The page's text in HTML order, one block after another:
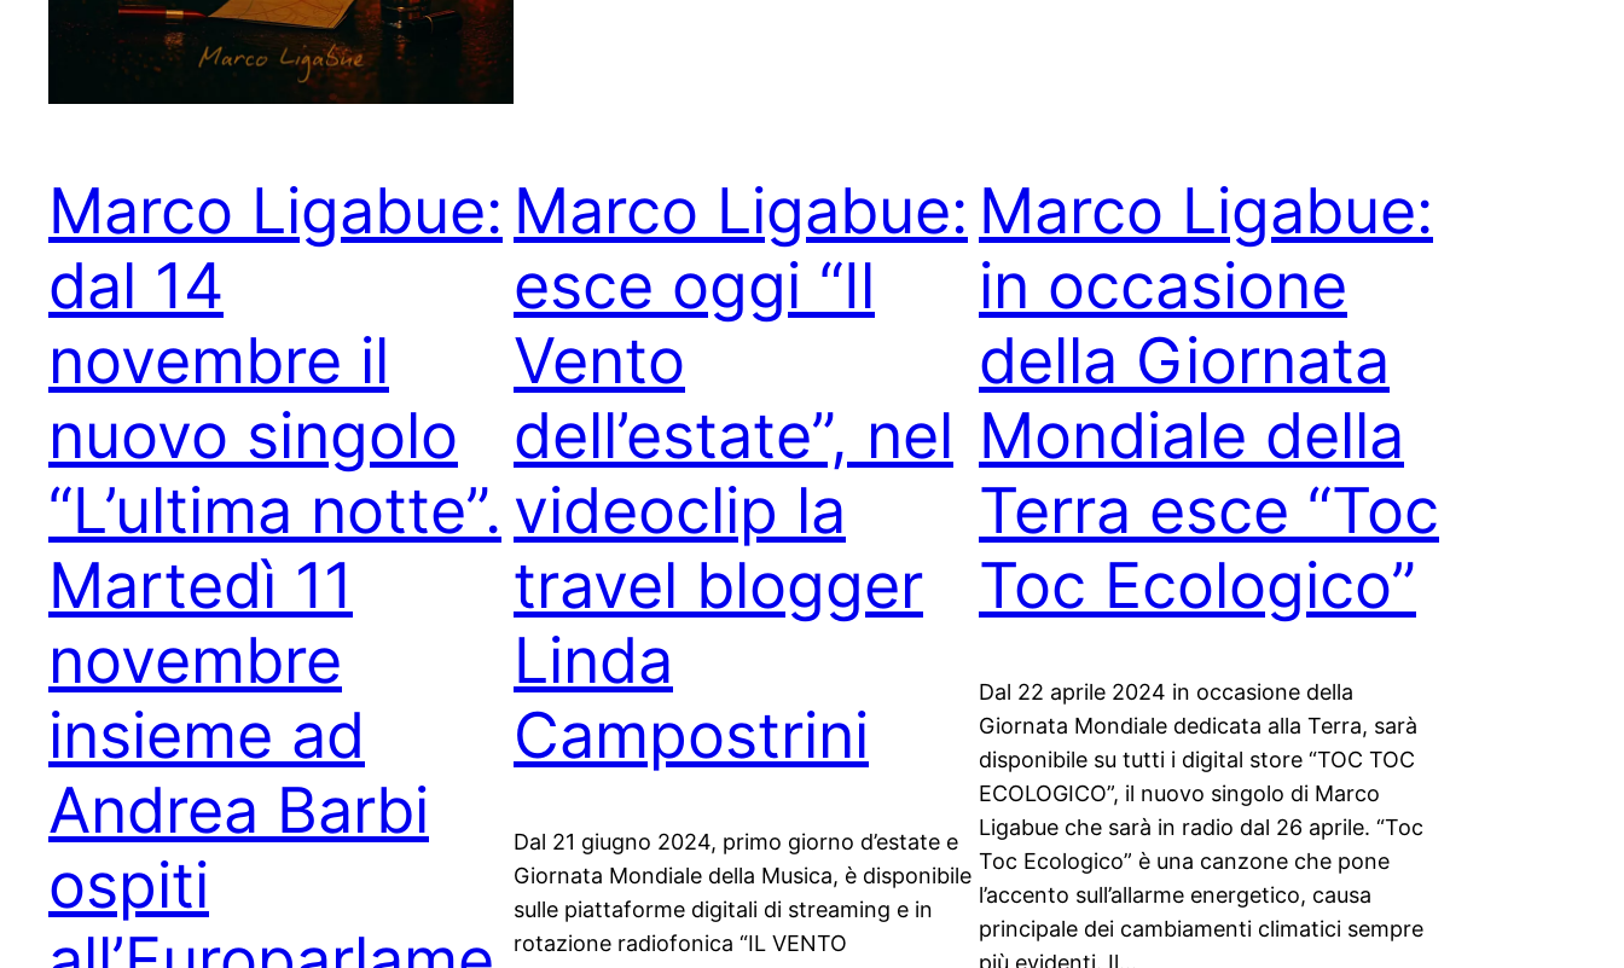
Marco Ligabue:
dal 14
novembre il
nuovo singolo
“L’ultima notte”.
Martedì 11
novembre
insieme ad
Andrea Barbi
ospiti
Marco Ligabue:
esce oggi “Il
Vento
dell’estate”, nel
videoclip la
travel blogger
Linda
Campostrini
Dal 21 giugno 2024, primo giorno d’estate e
Giornata Mondiale della Musica, è disponibile
sulle piattaforme digitali di streaming e in
rotazione radiofonica “IL VENTO
Marco Ligabue:
in occasione
della Giornata
Mondiale della
Terra esce “Toc
Toc Ecologico”
Dal 22 aprile 2024 in occasione della
Giornata Mondiale dedicata alla Terra, sarà
disponibile su tutti i digital store “TOC TOC
ECOLOGICO”, il nuovo singolo di Marco
Ligabue che sarà in radio dal 26 aprile. “Toc
Toc Ecologico” è una canzone che pone
l’accento sull’allarme energetico, causa
principale dei cambiamenti climatici sempre